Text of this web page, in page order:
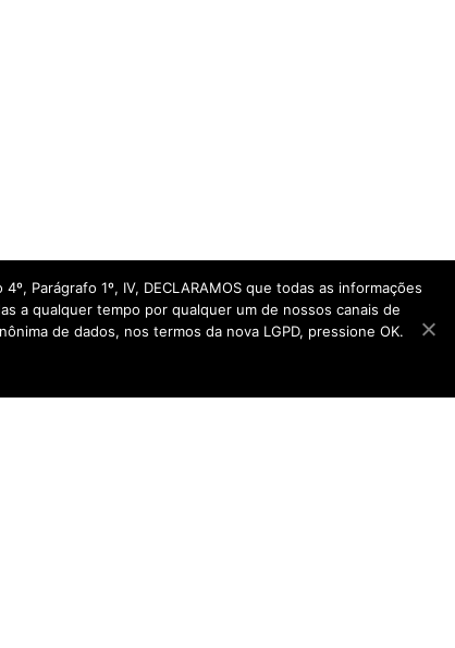
Parágrafo 1º, IV, DECLARAMOS que todas as informações
a qualquer tempo por qualquer um de nossos canais de
de dados, nos termos da nova LGPD, pressione OK.